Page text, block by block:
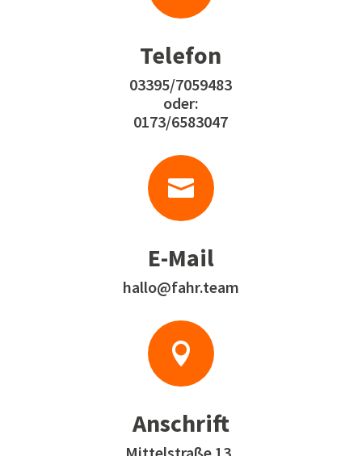
Telefon
03395/7059483
oder:
0173/6583047

E-Mail
hallo@fahr.team

Anschrift